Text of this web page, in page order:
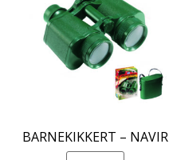
BARNEKIKKERT – NAVIR